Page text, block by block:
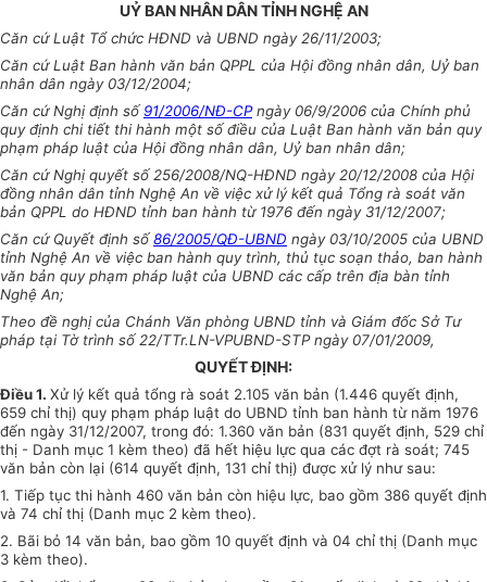
UỶ BAN NHÂN DÂN TỈNH NGHỆ AN
Căn cứ Luật Tổ chức HĐND và UBND ngày 26/11/2003;
Căn cứ Luật Ban hành văn bản QPPL của Hội đồng nhân dân, Uỷ ban
nhân dân ngày 03/12/2004;
Căn cứ Nghị định số91/2006/NĐ-CPngày 06/9/2006 của Chính phủ
quy định chi tiết thi hành một số điều của Luật Ban hành văn bản quy
phạm pháp luật của Hội đồng nhân dân, Uỷ ban nhân dân;
Căn cứ Nghị quyết số 256/2008/NQ-HĐND ngày 20/12/2008 của Hội
đồng nhân dân tỉnh Nghệ An về việc xử lý kết quả Tổng rà soát văn
bản QPPL do HĐND tỉnh ban hành từ 1976 đến ngày 31/12/2007;
Căn cứ Quyết định số86/2005/QĐ-UBND ngày 03/10/2005 của UBND
tỉnh Nghệ An về việc ban hành quy trình, thủ tục soạn thảo, ban hành
văn bản quy phạm pháp luật của UBND các cấp trên địa bàn tỉnh
Nghệ An;
Theo đề nghị của Chánh Văn phòng UBND tỉnh và Giám đốc Sở Tư
pháp tại Tờ trình số 22/TTr.LN-VPUBND-STP ngày 07/01/2009,
QUYẾT ĐỊNH:
Điều 1. Xử lý kết quả tổng rà soát 2.105 văn bản (1.446 quyết định,
659 chỉ thị) quy phạm pháp luật do UBND tỉnh ban hành từ năm 1976
đến ngày 31/12/2007, trong đó: 1.360 văn bản (831 quyết định, 529 chỉ
thị - Danh mục 1 kèm theo) đã hết hiệu lực qua các đợt rà soát; 745
văn bản còn lại (614 quyết định, 131 chỉ thị) được xử lý như sau:
1. Tiếp tục thi hành 460 văn bản còn hiệu lực, bao gồm 386 quyết định
và 74 chỉ thị (Danh mục 2 kèm theo).
2. Bãi bỏ 14 văn bản, bao gồm 10 quyết định và 04 chỉ thị (Danh mục
3 kèm theo).